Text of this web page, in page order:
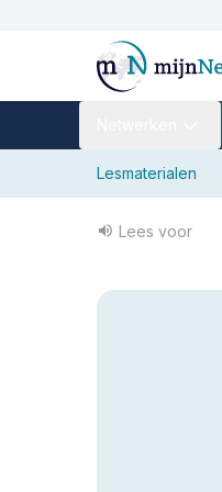
Lees voor
Lesmaterialen